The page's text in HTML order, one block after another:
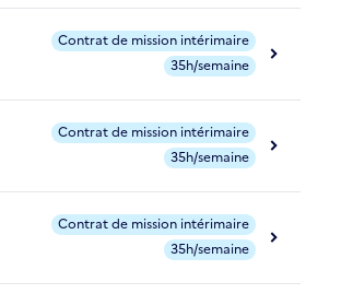
Contrat de mission intérimaire
35h/semaine
Contrat de mission intérimaire
35h/semaine
Contrat de mission intérimaire
35h/semaine